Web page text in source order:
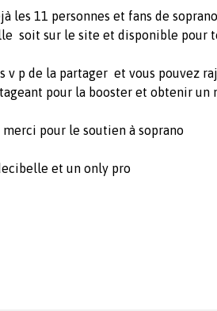
les 11 personnes et fans de
soit sur le site et disponible pour
v p de la partager et vous pouvez
pour la booster et obtenir un
pour le soutien à soprano
et un only pro